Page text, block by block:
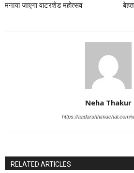
मनाया जाएगा वाटरशेड महोत्सव
Neha Thakur
https://aadarshhimachal.com/
RELATED ARTICLES